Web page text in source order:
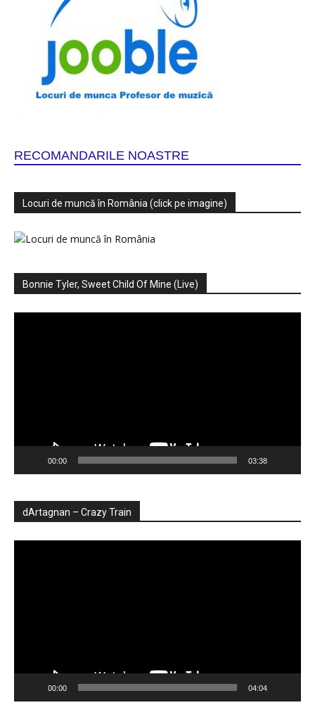
RECOMANDARILE NOASTRE
Locuri de muncă în România (click pe imagine)
Bonnie Tyler, Sweet Child Of Mine (Live)
00:00 03:38
dArtagnan – Crazy Train
00:00 04:04